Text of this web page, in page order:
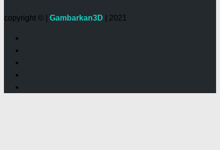
copyright © | Gambarkan3D | 2021